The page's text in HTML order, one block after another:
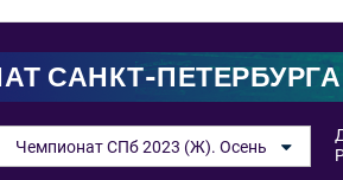
САНКТ-
Чемпионат СПб 2023 (Ж). Осень